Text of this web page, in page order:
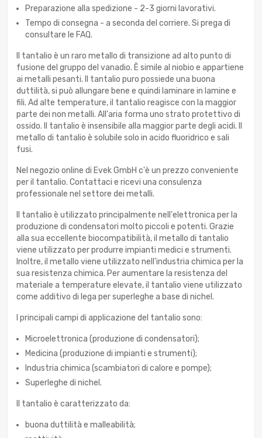
Preparazione alla spedizione - 2-3 giorni lavorativi.
Tempo di consegna - a seconda del corriere. Si prega di
consultare le FAQ.
Il tantalio è un raro metallo di transizione ad alto punto di
fusione del gruppo del vanadio. È simile al niobio e appartiene
ai metalli pesanti. Il tantalio puro possiede una buona
duttilità, si può allungare bene e quindi laminare in lamine e
fili. Ad alte temperature, il tantalio reagisce con la maggior
parte dei non metalli. All'aria forma uno strato protettivo di
ossido. Il tantalio è insensibile alla maggior parte degli acidi. Il
metallo di tantalio è solubile solo in acido fluoridrico e sali
fusi.
Nel negozio online di Evek GmbH c'è un prezzo conveniente
per il tantalio. Contattaci e ricevi una consulenza
professionale nel settore dei metalli.
Il tantalio è utilizzato principalmente nell'elettronica per la
produzione di condensatori molto piccoli e potenti. Grazie
alla sua eccellente biocompatibilità, il metallo di tantalio
viene utilizzato per produrre impianti medici e strumenti.
Inoltre, il metallo viene utilizzato nell'industria chimica per la
sua resistenza chimica. Per aumentare la resistenza del
materiale a temperature elevate, il tantalio viene utilizzato
come additivo di lega per superleghe a base di nichel.
I principali campi di applicazione del tantalio sono:
Microelettronica (produzione di condensatori);
Medicina (produzione di impianti e strumenti);
Industria chimica (scambiatori di calore e pompe);
Superleghe di nichel.
Il tantalio è caratterizzato da:
buona duttilità e malleabilità;